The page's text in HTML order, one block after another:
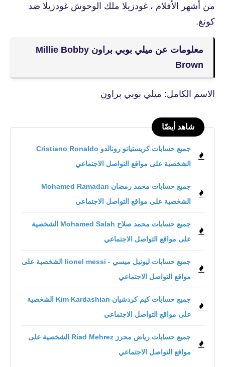
من أشهر الأفلام ، غودزيلا ملك الوحوش غودزيلا ضد
كونغ.
معلومات عن ميلي بوبي براون Millie Bobby
Brown
الاسم الكامل: ميلي بوبي براون
شاهد أيضًا
جميع حسابات كريستيانو رونالدو Cristiano Ronaldo
الشخصية على مواقع التواصل الاجتماعي
جميع حسابات محمد رمضان Mohamed Ramadan
الشخصية على مواقع التواصل الاجتماعي
جميع حسابات محمد صلاح Mohamed Salah الشخصية
على مواقع التواصل الاجتماعي
جميع حسابات ليونيل ميسي - lionel messi الشخصية على
مواقع التواصل الاجتماعي
جميع حسابات كيم كردشيان Kim Kardashian الشخصية
على مواقع التواصل الاجتماعي
جميع حسابات رياض محرز Riad Mehrez الشخصية على
مواقع التواصل الاجتماعي